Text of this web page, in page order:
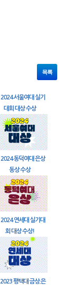
목록
2024 서울여대 실기
대회 대상 수상
2024 동덕여대 은상
동상 수상
2024 연세대 실기대
회 대상 수상!
2023 평택대 금상.은